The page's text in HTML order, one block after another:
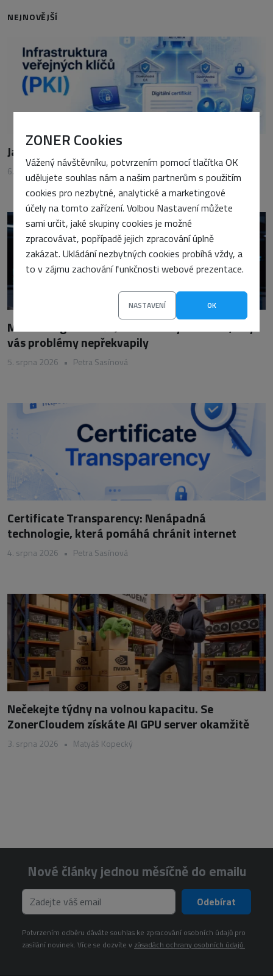
ZONER Cookies
Vážený návštěvníku, potvrzením pomocí tlačítka OK
udělujete souhlas nám a našim partnerům s použitím
cookies pro nezbytné, analytické a marketingové
účely na tomto zařízení. Volbou Nastavení můžete
sami určit, jaké skupiny cookies je možné
zpracovávat, popřípadě jejich zpracování úplně
zakázat. Ukládání nezbytných cookies probíhá vždy, a
to v zájmu zachování funkčnosti webové prezentace.
NASTAVENÍ OK
NEJNOVĚJŠÍ
Jak funguje infrastruktura veřejných klíčů (PKI)
6. srpna 2026 Petra Sasínová
Monitoring serverů: Jaké metriky sledovat, aby
vás problémy nepřekvapily
5. srpna 2026 • Petra Sasínová
Certificate Transparency: Nenápadná
technologie, která pomáhá chránit internet
4. srpna 2026 • Petra Sasínová
Nečekejte týdny na volnou kapacitu. Se
ZonerCloudem získáte AI GPU server okamžitě
3. srpna 2026 • Matyáš Kopecký
Nové články jednou měsíčně do emailu
Odebírat
Potvrzením odběru dáváte souhlas ke zpracování osobních údajů pro
zasílání novinek. Více se dozvíte v zásadách ochrany osobních údajů.